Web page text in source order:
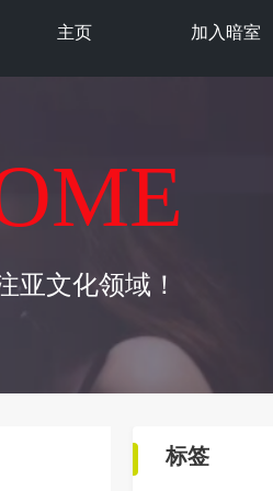
主页 加入暗室
亚文化领域！
标签